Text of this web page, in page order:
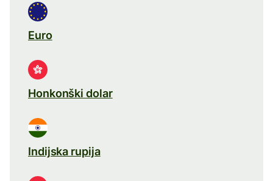
Euro
Honkonški dolar
Indijska rupija